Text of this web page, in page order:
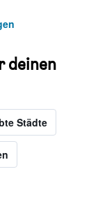
deinen
Städte